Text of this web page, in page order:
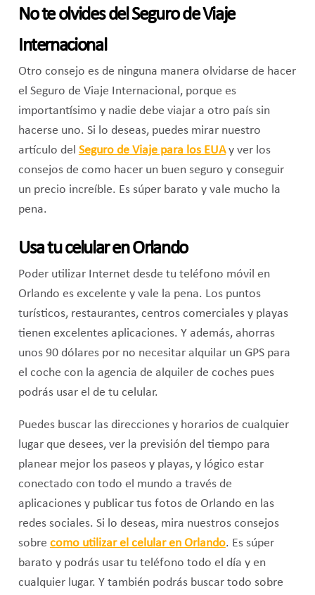
No te olvides del Seguro de Viaje
Internacional
Otro consejo es de ninguna manera olvidarse de hacer
el Seguro de Viaje Internacional, porque es
importantísimo y nadie debe viajar a otro país sin
hacerse uno. Si lo deseas, puedes mirar nuestro
artículo del Seguro de Viaje para los EUAy ver los
consejos de como hacer un buen seguro y conseguir
un precio increíble. Es súper barato y vale mucho la
pena.
Usa tu celular en Orlando
Poder utilizar Internet desde tu teléfono móvil en
Orlando es excelente y vale la pena. Los puntos
turísticos, restaurantes, centros comerciales y playas
tienen excelentes aplicaciones. Y además, ahorras
unos 90 dólares por no necesitar alquilar un GPS para
el coche con la agencia de alquiler de coches pues
podrás usar el de tu celular.
Puedes buscar las direcciones y horarios de cualquier
lugar que desees, ver la previsión del tiempo para
planear mejor los paseos y playas, y lógico estar
conectado con todo el mundo a través de
aplicaciones y publicar tus fotos de Orlando en las
redes sociales. Si lo deseas, mira nuestros consejos
sobre como utilizar el celular en Orlando. Es súper
barato y podrás usar tu teléfono todo el día y en
cualquier lugar. Y también podrás buscar todo sobre